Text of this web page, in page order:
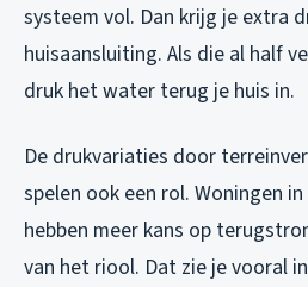
systeem vol. Dan krijg je extra
huisaansluiting. Als die al half
druk het water terug je huis in.
De drukvariaties door
spelen ook een rol. Woningen
hebben meer kans op
van het riool. Dat zie je vooral